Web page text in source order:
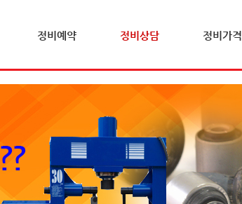
정비예약 정비상담 정비가격